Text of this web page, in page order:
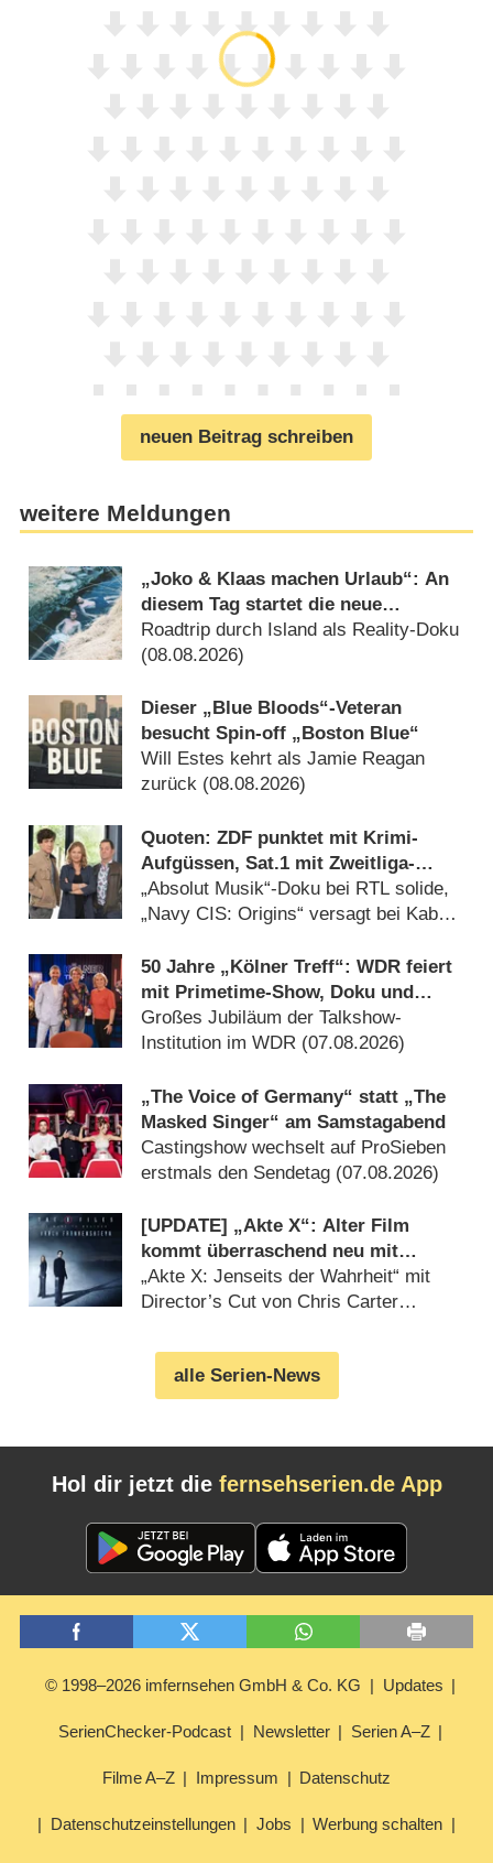
neuen Beitrag schreiben
weitere Meldungen
„Joko & Klaas machen Urlaub“: An
diesem Tag startet die neue
Sendung des Entertainer-Duos
Roadtrip durch Island als Reality-Doku
(08.08.2026)
Dieser „Blue Bloods“-Veteran
besucht Spin-off „Boston Blue“
Will Estes kehrt als Jamie Reagan
zurück (08.08.2026)
Quoten: ZDF punktet mit Krimi-
Aufgüssen, Sat.1 mit Zweitliga-
Auftakt
„Absolut Musik“-Doku bei RTL solide,
„Navy CIS: Origins“ versagt bei Kabel
50 Jahre „Kölner Treff“: WDR feiert
mit Primetime-Show, Doku und
Rückblicken
Großes Jubiläum der Talkshow-
Institution im WDR (07.08.2026)
„The Voice of Germany“ statt „The
Masked Singer“ am Samstagabend
Castingshow wechselt auf ProSieben
erstmals den Sendetag (07.08.2026)
[UPDATE] „Akte X“: Alter Film
kommt überraschend neu mit
deutlich mehr Horror
„Akte X: Jenseits der Wahrheit“ mit
Director’s Cut von Chris Carter
alle Serien-News
Hol dir jetzt die fernsehserien.de App
© 1998–2026 imfernsehen GmbH & Co. KG Updates
SerienChecker-Podcast Newsletter Serien A–Z
Filme A–Z Impressum Datenschutz
Datenschutzeinstellungen Jobs Werbung schalten